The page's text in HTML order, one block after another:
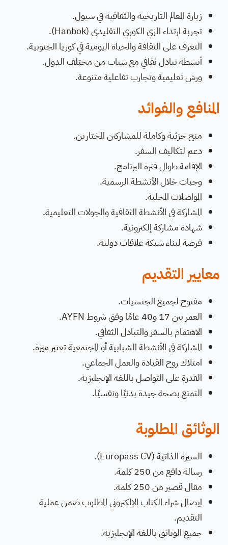
زيارة المعالم التاريخية والثقافية في سيول.
تجربة ارتداء الزي الكوري التقليدي (Hanbok).
التعرف على الثقافة والحياة اليومية في كوريا الجنوبية.
أنشطة تبادل ثقافي مع شباب من مختلف الدول.
ورش تعليمية وتجارب تفاعلية متنوعة.
المنافع والفوائد
منح جزئية وكاملة للمشاركين المختارين.
دعم لتكاليف السفر.
الإقامة طوال فترة البرنامج.
وجبات خلال الأنشطة الرسمية.
المواصلات المحلية.
المشاركة في الأنشطة الثقافية والجولات التعليمية.
شهادة مشاركة إلكترونية.
فرصة لبناء شبكة علاقات دولية.
معايير التقديم
مفتوح لجميع الجنسيات.
العمر بين 17 و40 عامًا وفق شروط AYFN.
الاهتمام بالسفر والتبادل الثقافي.
المشاركة في الأنشطة الشبابية أو المجتمعية تعتبر ميزة.
امتلاك روح القيادة والعمل الجماعي.
القدرة على التواصل باللغة الإنجليزية.
التمتع بصحة جيدة بدنيًا ونفسيًا.
الوثائق المطلوبة
السيرة الذاتية (Europass CV).
رسالة دافع من 250 كلمة.
مقال قصير من 250 كلمة.
إيصال شراء الكتاب الإلكتروني المطلوب ضمن عملية
التقديم.
جميع الوثائق باللغة الإنجليزية.